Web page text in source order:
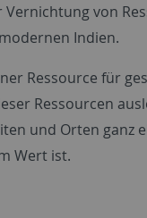
von
Indien.
Ressource für
Ressourcen
und Orten ganz
Wert ist.